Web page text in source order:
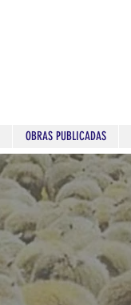
OBRAS PUBLICADAS